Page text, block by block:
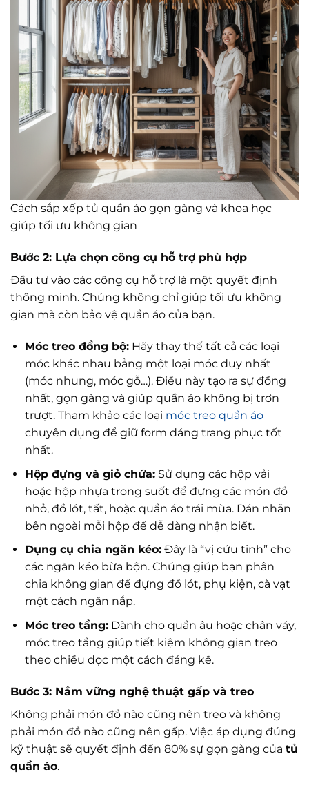
Cách sắp xếp tủ quần áo gọn gàng và khoa học
giúp tối ưu không gian
Bước 2: Lựa chọn công cụ hỗ trợ phù hợp
Đầu tư vào các công cụ hỗ trợ là một quyết định
thông minh. Chúng không chỉ giúp tối ưu không
gian mà còn bảo vệ quần áo của bạn.
Móc treo đồng bộ:Hãy thay thế tất cả các loại
móc khác nhau bằng một loại móc duy nhất
(móc nhung, móc gỗ…). Điều này tạo ra sự đồng
nhất, gọn gàng và giúp quần áo không bị trơn
trượt. Tham khảo các loại móc treo quần áo
chuyên dụng để giữ form dáng trang phục tốt
nhất.
Hộp đựng và giỏ chứa:Sử dụng các hộp vải
hoặc hộp nhựa trong suốt để đựng các món đồ
nhỏ, đồ lót, tất, hoặc quần áo trái mùa. Dán nhãn
bên ngoài mỗi hộp để dễ dàng nhận biết.
Dụng cụ chia ngăn kéo:Đây là “vị cứu tinh” cho
các ngăn kéo bừa bộn. Chúng giúp bạn phân
chia không gian để đựng đồ lót, phụ kiện, cà vạt
một cách ngăn nắp.
Móc treo tầng:Dành cho quần âu hoặc chân váy,
móc treo tầng giúp tiết kiệm không gian treo
theo chiều dọc một cách đáng kể.
Bước 3: Nắm vững nghệ thuật gấp và treo
Không phải món đồ nào cũng nên treo và không
phải món đồ nào cũng nên gấp. Việc áp dụng đúng
kỹ thuật sẽ quyết định đến 80% sự gọn gàng của tủ
quần áo.